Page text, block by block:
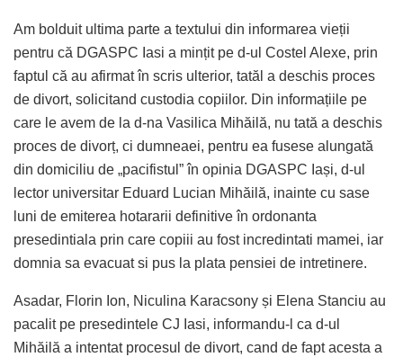
Am bolduit ultima parte a textului din informarea vieții
pentru că DGASPC Iasi a mințit pe d-ul Costel Alexe, prin
faptul că au afirmat în scris ulterior, tatăl a deschis proces
de divort, solicitand custodia copiilor. Din informațiile pe
care le avem de la d-na Vasilica Mihăilă, nu tată a deschis
proces de divorț, ci dumneaei, pentru ea fusese alungată
din domiciliu de „pacifistul” în opinia DGASPC Iași, d-ul
lector universitar Eduard Lucian Mihăilă, inainte cu sase
luni de emiterea hotararii definitive în ordonanta
presedintiala prin care copiii au fost incredintati mamei, iar
domnia sa evacuat si pus la plata pensiei de intretinere.
Asadar, Florin Ion, Niculina Karacsony și Elena Stanciu au
pacalit pe presedintele CJ Iasi, informandu-l ca d-ul
Mihăilă a intentat procesul de divort, cand de fapt acesta a